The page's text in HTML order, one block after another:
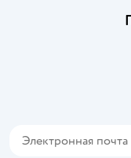
Политика